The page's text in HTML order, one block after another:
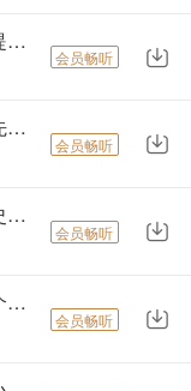
文学的个性 - 004 - 民间艺术源，提炼成神迹－李燕
会员畅听
文学的个性 - 005 - 坚持人民文艺先进方向－张炯
会员畅听
文学的个性 - 006 - 中国藏族英雄史诗《格萨尔》－降边嘉措
会员畅听
文学的个性 - 007 - 海派文学的两个传统－陈思和
会员畅听